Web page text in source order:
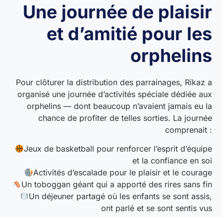
Une journée de plaisir
et d’amitié pour les
orphelins
Pour clôturer la distribution des parrainages, Rikaz a
organisé une journée d’activités spéciale dédiée aux
orphelins — dont beaucoup n’avaient jamais eu la
chance de profiter de telles sorties. La journée
comprenait :
Jeux de basketball pour renforcer l’esprit d’équipe
et la confiance en soi
Activités d’escalade pour le plaisir et le courage
Un toboggan géant qui a apporté des rires sans fin
Un déjeuner partagé où les enfants se sont assis,
ont parlé et se sont sentis vus